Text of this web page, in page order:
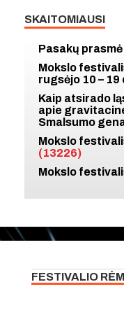
SKAITOMIAUSI
Pasakų prasmė
Mokslo
rugsėjo 10 – 19
Kaip atsirado
apie
Smalsumo
Mokslo
(13226)
Mokslo
FESTIVALIO